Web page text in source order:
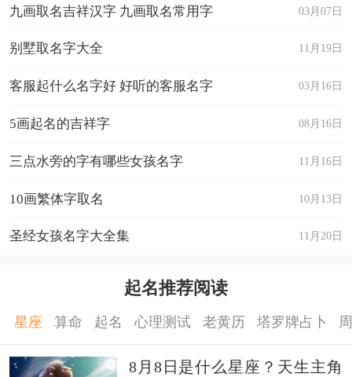
03月07日
九画取名吉祥汉字 九画取名常用字
11月19日
别墅取名字大全
03月16日
客服起什么名字好 好听的客服名字
08月16日
5画起名的吉祥字
11月16日
三点水旁的字有哪些女孩名字
10月13日
10画繁体字取名
11月20日
圣经女孩名字大全集
起名推荐阅读
星座 算命 起名 心理测试 老黄历 塔罗牌占卜
8月8日是什么星座？天生主角